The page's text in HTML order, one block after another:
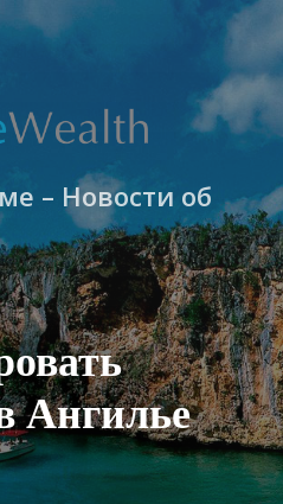
– Новости об
Ангилье